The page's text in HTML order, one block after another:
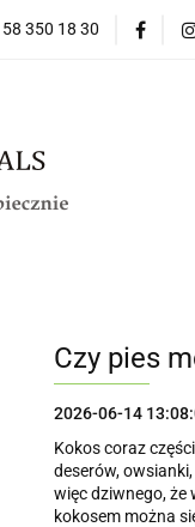
58 350 18 30
główna Psy
Czy pies
2026-06-14
Kokos coraz
deserów,
więc dziwnego, że
kokosem można